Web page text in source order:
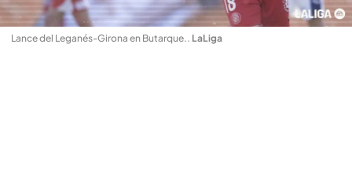
Lance del Leganés-Girona en Butarque.. LaLiga